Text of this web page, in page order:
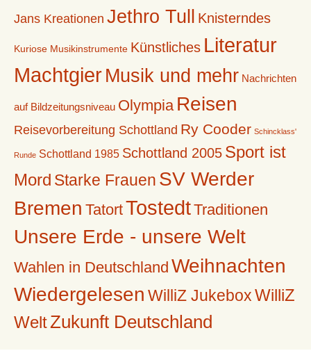
Jans Kreationen Jethro Tull Knisterndes
Kuriose Musikinstrumente Künstliches Literatur
MachtgierMusik und mehr Nachrichten
auf Bildzeitungsniveau Olympia Reisen
Reisevorbereitung Schottland Ry Cooder Schincklass'
Runde Schottland 1985 Schottland 2005 Sport ist
Mord Starke Frauen SV Werder
Bremen TatortTostedtTraditionen
Unsere Erde - unsere Welt
Wahlen in Deutschland Weihnachten
Wiedergelesen WilliZ Jukebox WilliZ
WeltZukunft Deutschland